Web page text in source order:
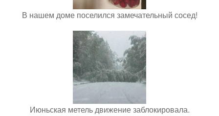
В нашем доме поселился замечательный сосед!
Июньская метель движение заблокировала.